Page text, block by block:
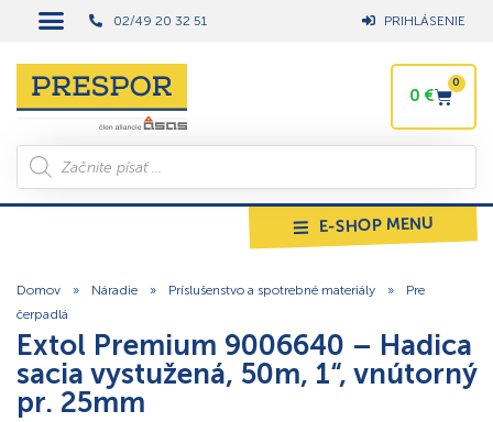
02/49 20 32 51 PRIHLÁSENIE
0 €
0
E-SHOP MENU
Domov » Náradie » Príslušenstvo a spotrebné materiály »
Pre
čerpadlá
Extol Premium 9006640 – Hadica
sacia vystužená, 50m, 1“, vnútorný
pr. 25mm